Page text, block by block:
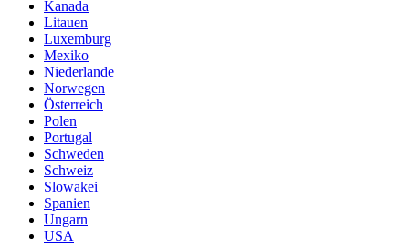
Kanada
Litauen
Luxemburg
Mexiko
Niederlande
Norwegen
Österreich
Polen
Portugal
Schweden
Schweiz
Slowakei
Spanien
Ungarn
USA